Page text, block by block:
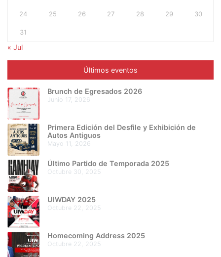
24 25 26 27 28 29 30
31
« Jul
Últimos eventos
Brunch de Egresados 2026
junio 17, 2026
Primera Edición del Desfile y Exhibición de
Autos Antiguos
mayo 11, 2026
Último Partido de Temporada 2025
octubre 30, 2025
UIWDAY 2025
octubre 22, 2025
Homecoming Address 2025
octubre 22, 2025